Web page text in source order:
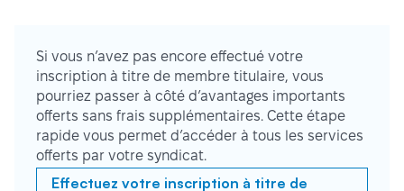
Si vous n’avez pas encore effectué votre
inscription à titre de membre titulaire, vous
pourriez passer à côté d’avantages importants
offerts sans frais supplémentaires. Cette étape
rapide vous permet d’accéder à tous les services
offerts par votre syndicat.
Effectuez votre inscription à titre de